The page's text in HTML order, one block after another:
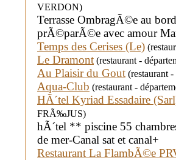
VERDON)
Terrasse OmbragÃ©e au
prÃ©parÃ©e avec amour
Temps des Cerises (Le)
Le Dramont (restaurant -
Au Plaisir du Gout (restaurant
Aqua-Club (restaurant -
HÃ´tel Kyriad Essadaire
FRÃ‰JUS)
hÃ´tel ** piscine 55
de mer-Canal sat et canal+
Restaurant La FlambÃ©e